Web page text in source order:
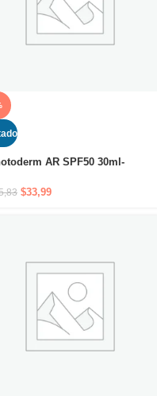
AR SPF50 30ml-
para piel sensible con
$33,99